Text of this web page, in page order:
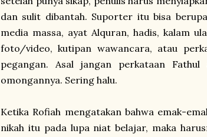
dan sulit dibantah. Suporter itu bisa
media massa, ayat Alquran, hadis, kalam
foto/video, kutipan wawancara, atau
pegangan. Asal jangan perkataan
omongannya. Sering halu.
Ketika Rofiah mengatakan bahwa emak-
nikah itu pada lupa niat belajar, maka